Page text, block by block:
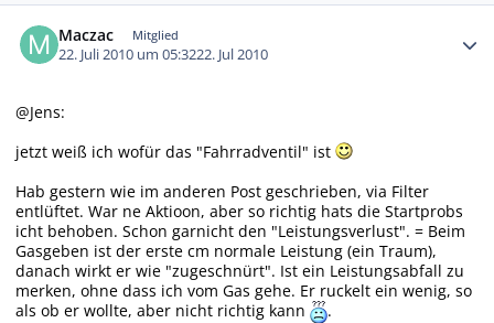
Maczac Mitglied
22. Juli 2010 um 05:3222. Jul 2010
@Jens:
jetzt weiß ich wofür das "Fahrradventil" ist
Hab gestern wie im anderen Post geschrieben, via Filter
entlüftet. War ne Aktioon, aber so richtig hats die Startprobs
icht behoben. Schon garnicht den "Leistungsverlust". = Beim
Gasgeben ist der erste cm normale Leistung (ein Traum),
danach wirkt er wie "zugeschnürt". Ist ein Leistungsabfall zu
merken, ohne dass ich vom Gas gehe. Er ruckelt ein wenig, so
als ob er wollte, aber nicht richtig kann
.